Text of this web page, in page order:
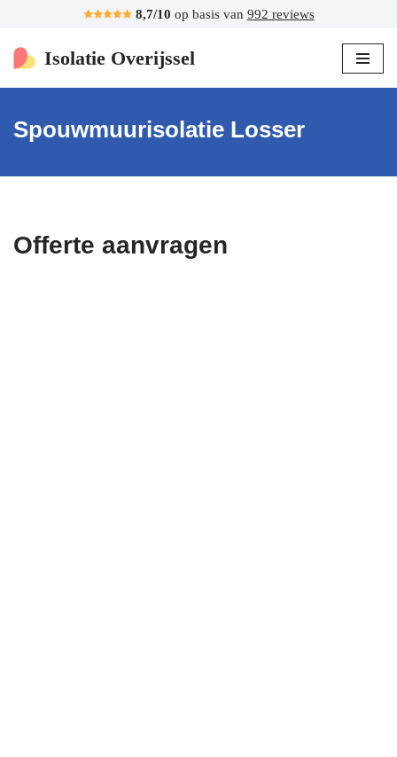
Ga
naar
inhoud
8,7/10 op basis van 992 reviews
Isolatie Overijssel
Spouwmuurisolatie Losser
Offerte aanvragen